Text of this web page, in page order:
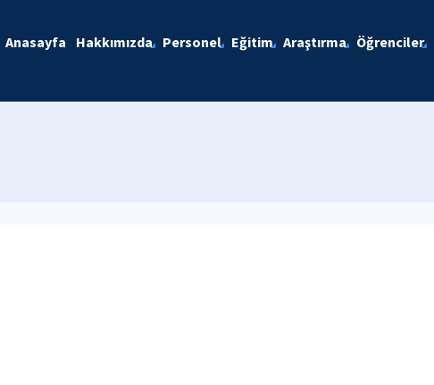
Anasayfa Hakkımızda Personel Eğitim Araştırma Öğrenciler